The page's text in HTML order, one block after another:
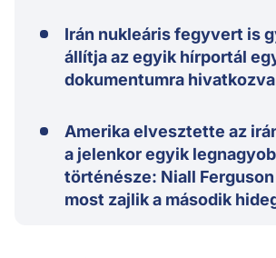
Irán nukleáris fegyvert is
állítja az egyik hírportál
dokumentumra
Amerika elvesztette az
a jelenkor egyik
történésze: Niall
most zajlik a második